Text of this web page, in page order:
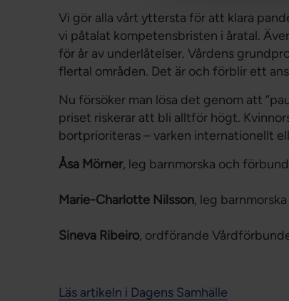
Vi gör alla vårt yttersta för att klara
vi påtalat kompetensbristen i åratal.
för år av underlåtelser. Vårdens
flertal områden. Det är och förblir ett
Nu försöker man lösa det genom att
priset riskerar att bli alltför högt.
bortprioriteras – varken internationellt
Åsa Mörner, leg barnmorska och
Marie-Charlotte Nilsson, leg
Sineva Ribeiro, ordförande
Läs artikeln i Dagens Samhälle